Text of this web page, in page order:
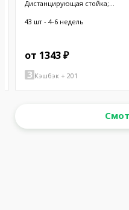
Дистанцирующая стойка;
латунь; никель
43 шт - 4-6 недель
от 1343 ₽
Кэшбэк + 201